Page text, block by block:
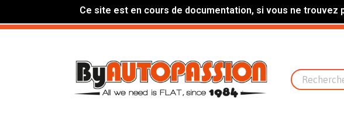
Ce site est en cours de documentation, si vous ne trouvez